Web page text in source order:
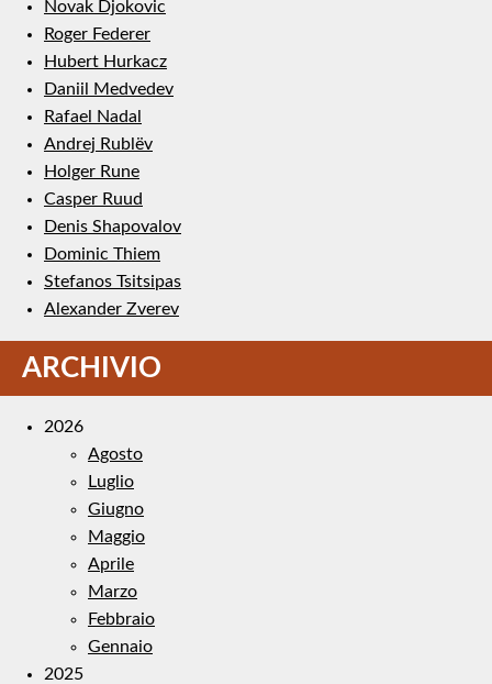
Novak Djokovic
Roger Federer
Hubert Hurkacz
Daniil Medvedev
Rafael Nadal
Andrej Rublëv
Holger Rune
Casper Ruud
Denis Shapovalov
Dominic Thiem
Stefanos Tsitsipas
Alexander Zverev
ARCHIVIO
2026
Agosto
Luglio
Giugno
Maggio
Aprile
Marzo
Febbraio
Gennaio
2025